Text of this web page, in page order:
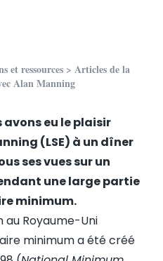
et ressources > Articles de la
Alan Manning
avons eu le plaisir
(LSE) à un dîner
ses vues sur un
une large partie
minimum.
au Royaume-Uni
minimum a été créé